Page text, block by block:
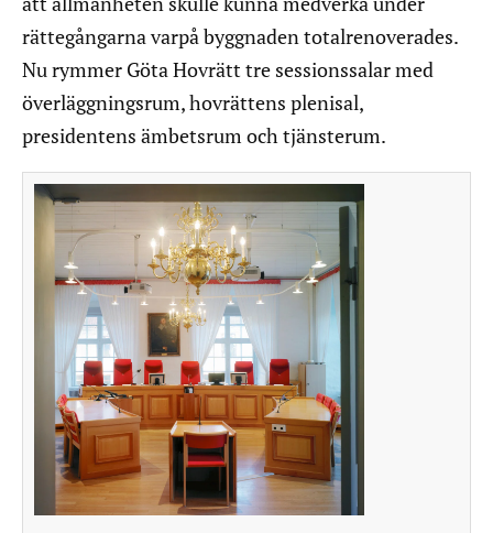
rättegångarna varpå byggnaden totalrenoverades.
Nu rymmer Göta Hovrätt tre sessionssalar med
överläggningsrum, hovrättens plenisal,
presidentens ämbetsrum och tjänsterum.